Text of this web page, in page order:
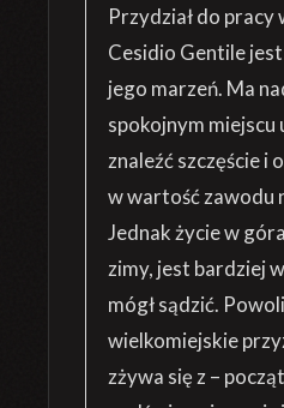
Przydział do pracy
Cesidio Gentile jest
jego marzeń. Ma
spokojnym miejscu
znaleźć szczęście i
w wartość zawodu
Jednak życie w
zimy, jest bardziej
mógł sądzić.
wielkomiejskie
zżywa się z –